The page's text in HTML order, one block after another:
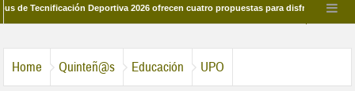
Deportiva 2026 ofrecen cuatro propuestas para disfrutar del deporte
Home Quinteñ@s Educación UPO